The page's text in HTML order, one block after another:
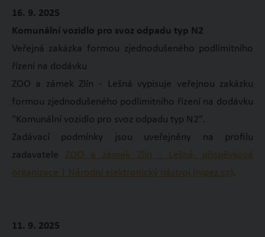
16. 9. 2025
Komunální vozidlo pro svoz odpadu typ N2
Veřejná zakázka formou zjednodušeného podlimitního
řízení na dodávku
ZOO a zámek Zlín - Lešná vypisuje veřejnou zakázku
formou zjednodušeného podlimitního řízení na dodávku
"Komunální vozidlo pro svoz odpadu typ N2".
Zadávací podmínky jsou uveřejněny na profilu
zadavatele ZOO a zámek Zlín - Lešná, příspěvková
organizace | Národní elektronický nástroj (nipez.cz).
11. 9. 2025